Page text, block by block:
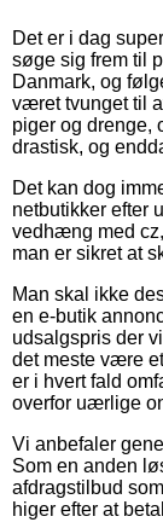
Det er i dag
søge sig frem til
Danmark, og
været tvunget til
piger og drenge,
drastisk, og
Det kan dog
netbutikker efter
vedhæng med
man er sikret at
Man skal ikke
en e-butik
udsalgspris der
det meste være
er i hvert fald
overfor uærlige
Vi anbefaler
Som en anden
afdragstilbud
higer efter at